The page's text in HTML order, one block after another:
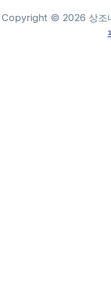
Copyright © 2026 상조